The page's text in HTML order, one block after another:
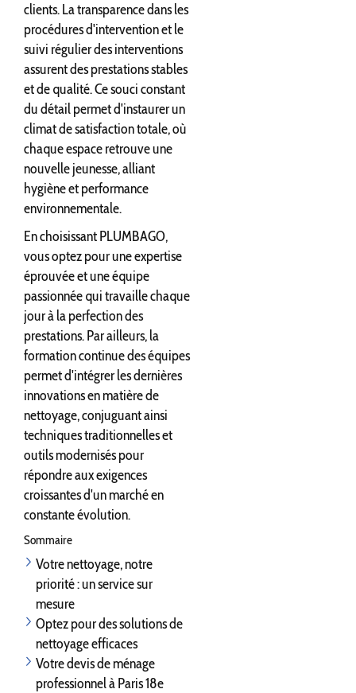
clients. La transparence dans les
procédures d'intervention et le
suivi régulier des interventions
assurent des prestations stables
et de qualité. Ce souci constant
du détail permet d'instaurer un
climat de satisfaction totale, où
chaque espace retrouve une
nouvelle jeunesse, alliant
hygiène et performance
environnementale.
En choisissant PLUMBAGO,
vous optez pour une expertise
éprouvée et une équipe
passionnée qui travaille chaque
jour à la perfection des
prestations. Par ailleurs, la
formation continue des équipes
permet d'intégrer les dernières
innovations en matière de
nettoyage, conjuguant ainsi
techniques traditionnelles et
outils modernisés pour
répondre aux exigences
croissantes d'un marché en
constante évolution.
Sommaire
Votre nettoyage, notre
priorité : un service sur
mesure
Optez pour des solutions de
nettoyage efficaces
Votre devis de ménage
professionnel à Paris 18e